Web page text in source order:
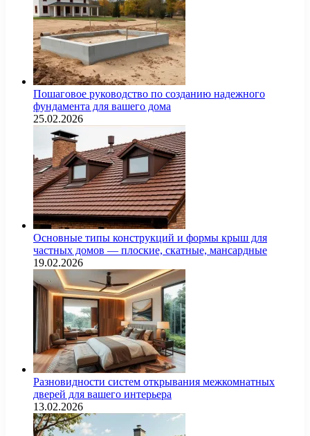
Пошаговое руководство по созданию надежного
фундамента для вашего дома
25.02.2026
Основные типы конструкций и формы крыш для
частных домов — плоские, скатные, мансардные
19.02.2026
Разновидности систем открывания межкомнатных
дверей для вашего интерьера
13.02.2026